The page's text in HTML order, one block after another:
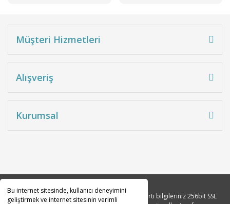
Bu internet sitesinde, kullanıcı deneyimini
geliştirmek ve internet sitesinin verimli
Müşteri Hizmetleri
Alışveriş
Kurumsal
Copyright 2010© Tüm hakları saklıdır. Kredi kartı bilgileriniz 256bit SSL